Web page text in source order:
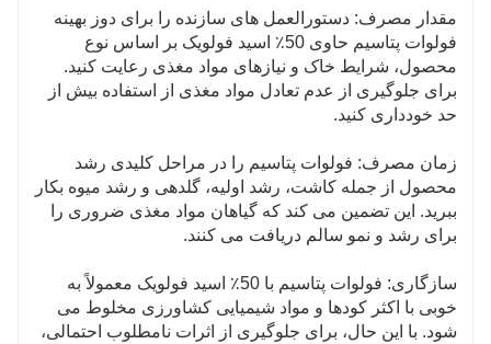
مقدار مصرف: دستورالعمل های سازنده را برای دوز بهینه
فولوات پتاسیم حاوی 50٪ اسید فولویک بر اساس نوع
محصول، شرایط خاک و نیازهای مواد مغذی رعایت کنید.
برای جلوگیری از عدم تعادل مواد مغذی از استفاده بیش از
حد خودداری کنید.
زمان مصرف: فولوات پتاسیم را در مراحل کلیدی رشد
محصول از جمله کاشت، رشد اولیه، گلدهی و رشد میوه بکار
ببرید. این تضمین می کند که گیاهان مواد مغذی ضروری را
برای رشد و نمو سالم دریافت می کنند.
سازگاری: فولوات پتاسیم با 50٪ اسید فولویک معمولاً به
خوبی با اکثر کودها و مواد شیمیایی کشاورزی مخلوط می
شود. با این حال، برای جلوگیری از اثرات نامطلوب احتمالی،